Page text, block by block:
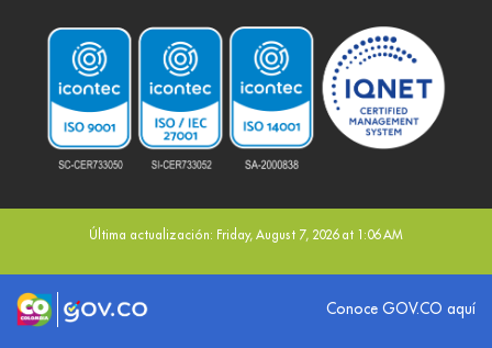
Última actualización: Friday, August 7, 2026 at 1:06 AM
Logo marca ColombiaLogo Gobierno de ColombiaConoce GOV.CO aquí